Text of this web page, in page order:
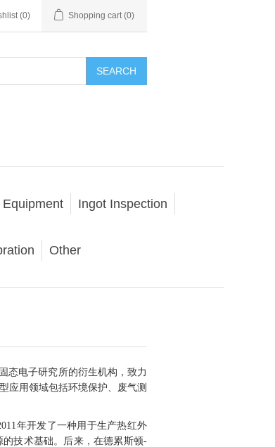
(0) Shopping cart (0)
SEARCH
Ingot Inspection
Other
态电子研究所的衍生机构，致力
应用领域包括环境保护、废气测
年开发了一种用于生产热红外
技术基础。后来，在德累斯顿-